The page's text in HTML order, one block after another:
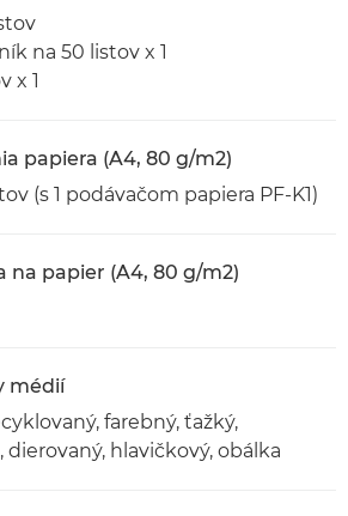
na 50 listov x 1
x 1
papiera (A4, 80 g/m2)
(s 1 podávačom papiera PF-K1)
na papier (A4, 80 g/m2)
médií
farebný, ťažký,
dierovaný, hlavičkový, obálka